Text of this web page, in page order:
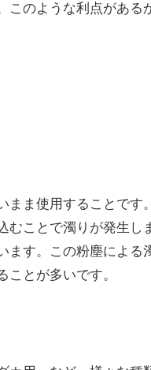
このような利点がある
まま使用することです
むことで濁りが発生し
ます。この粉塵による
ことが多いです。